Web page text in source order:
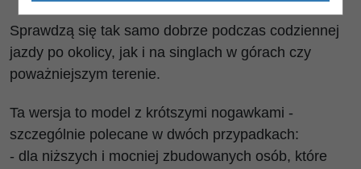
Sprawdzą się tak samo dobrze podczas codziennej
jazdy po okolicy, jak i na singlach w górach czy
poważniejszym terenie.
Ta wersja to model z krótszymi nogawkami -
szczególnie polecane w dwóch przypadkach:
- dla niższych i mocniej zbudowanych osób, które